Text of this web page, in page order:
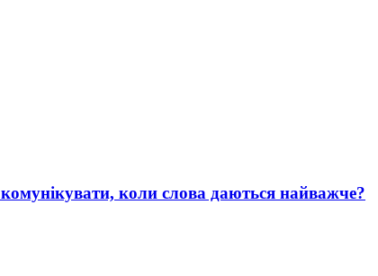
коли слова даються найважче?